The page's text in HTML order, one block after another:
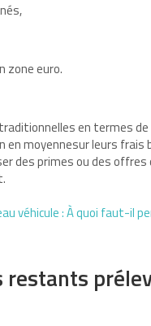
zone euro.
en termes
en moyennesur leurs
des primes ou des
véhicule : À quoi faut-il